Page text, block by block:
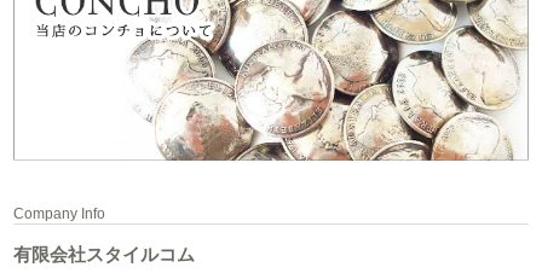
Company Info
有限会社スタイルコム